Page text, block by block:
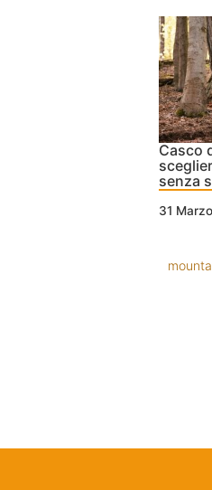
Casco
senza
31